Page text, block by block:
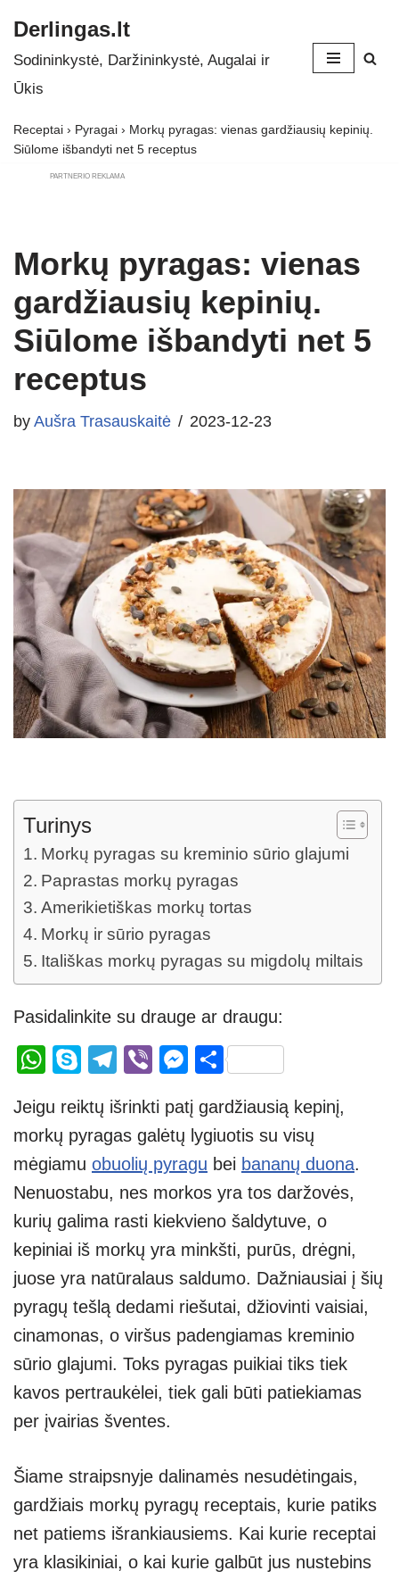
Skip
to
Derlingas.lt
Sodininkystė, Daržininkystė, Augalai ir
Ūkis
Receptai › Pyragai › Morkų pyragas: vienas gardžiausių kepinių.
Siūlome išbandyti net 5 receptus
PARTNERIO REKLAMA
Morkų pyragas: vienas
gardžiausių kepinių.
Siūlome išbandyti net 5
receptus
by Aušra Trasauskaitė 2023-12-23
Turinys
Morkų pyragas su kreminio sūrio glajumi
Paprastas morkų pyragas
Amerikietiškas morkų tortas
Morkų ir sūrio pyragas
Itališkas morkų pyragas su migdolų miltais
Pasidalinkite su drauge ar draugu:
W
at
s
A
p
p
S
p
e
T
e
gr
a
m
Vi
er
M
ss
e
n
g
er
S
ar
e
Jeigu reiktų išrinkti patį gardžiausią kepinį,
morkų pyragas galėtų lygiuotis su visų
mėgiamu obuolių pyragu bei bananų duona.
Nenuostabu, nes morkos yra tos daržovės,
kurių galima rasti kiekvieno šaldytuve, o
kepiniai iš morkų yra minkšti, purūs, drėgni,
juose yra natūralaus saldumo. Dažniausiai į šių
pyragų tešlą dedami riešutai, džiovinti vaisiai,
cinamonas, o viršus padengiamas kreminio
sūrio glajumi. Toks pyragas puikiai tiks tiek
kavos pertraukėlei, tiek gali būti patiekiamas
per įvairias šventes.
Šiame straipsnyje dalinamės nesudėtingais,
gardžiais morkų pyragų receptais, kurie patiks
net patiems išrankiausiems. Kai kurie receptai
yra klasikiniai, o kai kurie galbūt jus nustebins